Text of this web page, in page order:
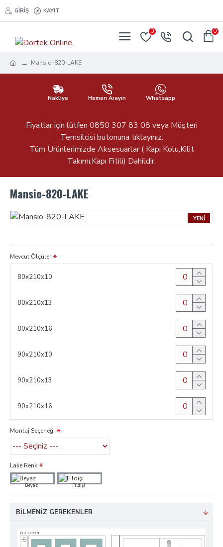
GIRIŞ KAYIT
0 0
Mansio-820-LAKE
Nakliye Hemen Arayın Whatsapp
Fiyatlar için lütfen 0850 307 83 08 veya Müşteri
Temsilcisi butonuna tıklayınız.
Tüm Ürünlerimizde Aksesuarlar ( Kapı Kolu,Kilit
Takımı,Kapı Fitili) Dahildir.
Mansio-820-LAKE
YENI
Mevcut Ölçüler
80x210x10
80x210x13
80x210x16
90x210x10
90x210x13
90x210x16
Montaj Seçeneği
Lake Renk
Beyaz Fildişi
BILMENIZ GEREKENLER